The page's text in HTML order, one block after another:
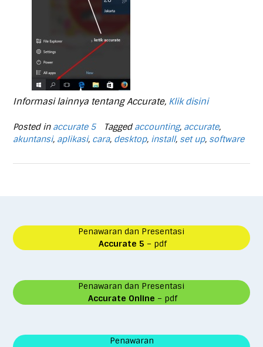
Informasi lainnya tentang Accurate, Klik disini
Posted in accurate 5 Tagged accounting, accurate,
akuntansi, aplikasi, cara, desktop, install, set up, software
Penawaran dan Presentasi
Accurate 5 – pdf
Penawaran dan Presentasi
Accurate Online – pdf
Penawaran